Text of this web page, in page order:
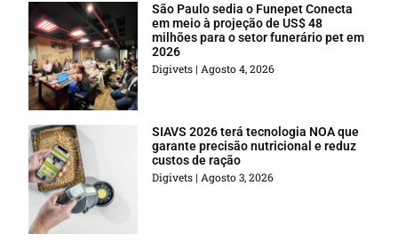
São Paulo sedia o Funepet Conecta
em meio à projeção de US$ 48
milhões para o setor funerário pet em
2026
Digivets Agosto 4, 2026
SIAVS 2026 terá tecnologia NOA que
garante precisão nutricional e reduz
custos de ração
Digivets Agosto 3, 2026